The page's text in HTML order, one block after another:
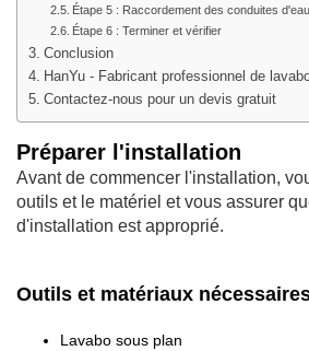
Étape 5 : Raccordement des conduites d'eau
Étape 6 : Terminer et vérifier
Conclusion
HanYu - Fabricant professionnel de
Contactez-nous pour un devis gratuit
Préparer l'installation
Avant de commencer l'installation,
outils et le matériel et vous assurer
d'installation est approprié.
Outils et matériaux
Lavabo sous plan